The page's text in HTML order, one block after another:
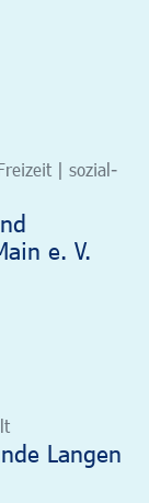
| sozial-
e. V.
Langen